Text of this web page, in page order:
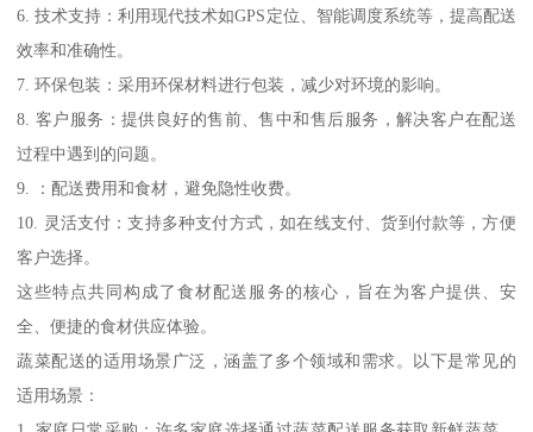
6. 技术支持：利用现代技术如GPS定位、智能调度系统等，提高配送
效率和准确性。
7. 环保包装：采用环保材料进行包装，减少对环境的影响。
8. 客户服务：提供良好的售前、售中和售后服务，解决客户在配送
过程中遇到的问题。
9. ：配送费用和食材，避免隐性收费。
10. 灵活支付：支持多种支付方式，如在线支付、货到付款等，方便
客户选择。
这些特点共同构成了食材配送服务的核心，旨在为客户提供、安
全、便捷的食材供应体验。
蔬菜配送的适用场景广泛，涵盖了多个领域和需求。以下是常见的
适用场景：